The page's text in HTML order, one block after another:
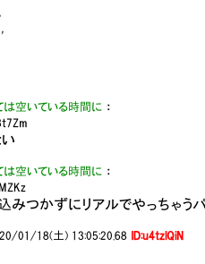
は空いている時間に ：
は空いている時間に ：
込みつかずにリアルでやっちゃう
01/18(土) 13:05:20.68 ID:u4tzlQiN